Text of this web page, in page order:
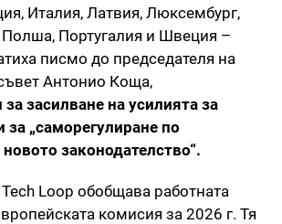
Италия, Латвия, Люксембург,
Португалия и Швеция –
писмо до председателя на
Антонио Коща,
засилване на усилията за
за „саморегулиране по
законодателство“.
Loop обобщава работната
комисия за 2026 г. Тя